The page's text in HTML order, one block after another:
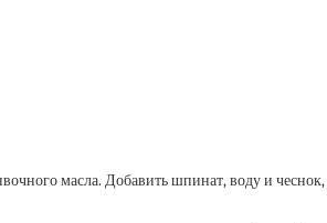
масла. Добавить шпинат, воду и